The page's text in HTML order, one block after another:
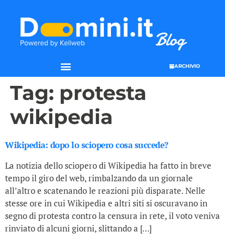
ARCHIVIO
Tag: protesta
wikipedia
Wikipedia: dopo lo sciopero cosa succede?
La notizia dello sciopero di Wikipedia ha fatto in breve
tempo il giro del web, rimbalzando da un giornale
all’altro e scatenando le reazioni più disparate. Nelle
stesse ore in cui Wikipedia e altri siti si oscuravano in
segno di protesta contro la censura in rete, il voto veniva
rinviato di alcuni giorni, slittando a […]